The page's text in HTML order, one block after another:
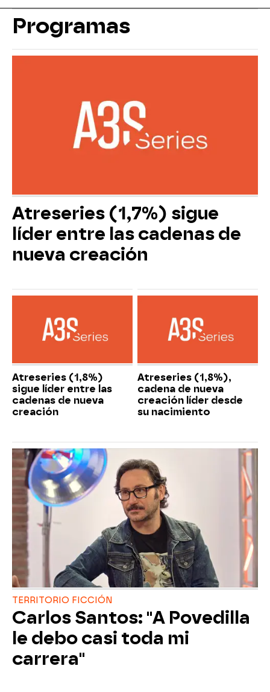
Programas
Atreseries (1,7%) sigue
líder entre las cadenas de
nueva creación
Atreseries (1,8%)
sigue líder entre las
cadenas de nueva
creación
Atreseries (1,8%),
cadena de nueva
creación líder desde
su nacimiento
TERRITORIO FICCIÓN
Carlos Santos: "A Povedilla
le debo casi toda mi
carrera"